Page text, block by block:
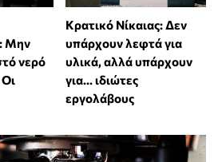
Μην
νερό
Κρατικό Νίκαιας: Δεν
υπάρχουν λεφτά για
υλικά, αλλά υπάρχουν
για... ιδιώτες
εργολάβους